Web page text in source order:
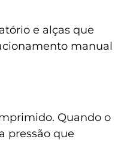
e alças que
manual
Quando o
pressão que